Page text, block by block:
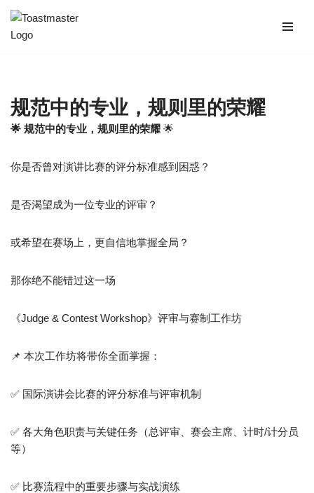
Skip
规范中的专业，规则里的荣耀
🌟 规范中的专业，规则里的荣耀 🌟
你是否曾对演讲比赛的评分标准感到困惑？
是否渴望成为一位专业的评审？
或希望在赛场上，更自信地掌握全局？
那你绝不能错过这一场
《Judge & Contest Workshop》评审与赛制工作坊
📌 本次工作坊将带你全面掌握：
✅ 国际演讲会比赛的评分标准与评审机制
✅ 各大角色职责与关键任务（总评审、赛会主席、计时/计分员
等）
✅ 比赛流程中的重要步骤与实战演练